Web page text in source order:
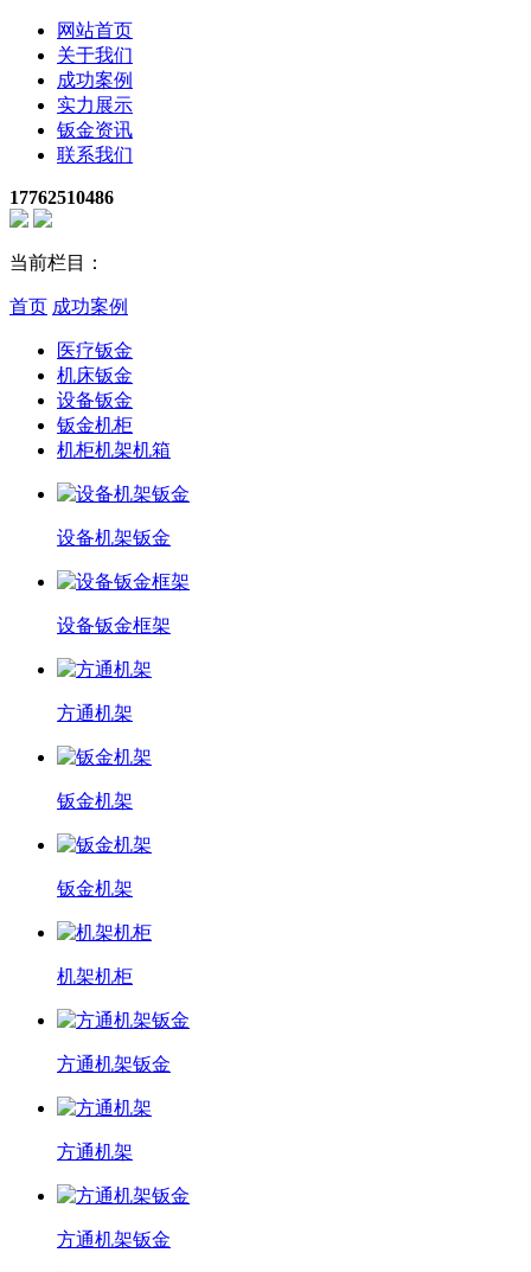
网站首页
关于我们
成功案例
实力展示
钣金资讯
联系我们
17762510486
当前栏目：
首页 成功案例
医疗钣金
机床钣金
设备钣金
钣金机柜
机柜机架机箱
设备机架钣金
设备钣金框架
方通机架
钣金机架
钣金机架
机架机柜
方通机架钣金
方通机架
方通机架钣金